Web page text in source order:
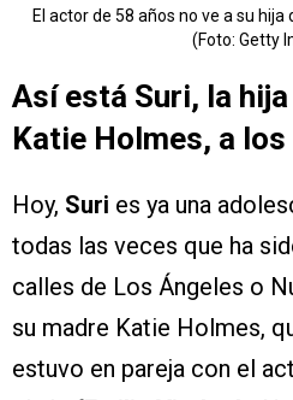
El actor de 58 años no ve a su
(Foto: Getty
Así está Suri, la
Katie Holmes, a los
Hoy, Suri es ya una
todas las veces que ha
calles de Los Ángeles o
su madre Katie Holmes,
estuvo en pareja con el